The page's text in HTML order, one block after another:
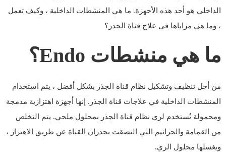
الداخلي هو أحد هذه الأجهزة. ما هي المنشطات الداخلية ، وكيف تعمل
، وما هي مزاياها في علاج قناة الجذر؟
ما هي منشطات Endo؟
من أجل تنظيف وتشكيل نظام قناة الجذر بشكل أفضل ، يتم استخدام
المنشطات الداخلية في علاجات قناة الجذر. إنها أجهزة اهتزازية مدمجة
ومحمولة تُستخدم لري نظام قناة الجذر بمحلول ملحي. يتم التخلص
من القمامة والجراثيم التي التصقت بجدران القناة عن طريق الاهتزاز ،
ويغسلها محلول الري.